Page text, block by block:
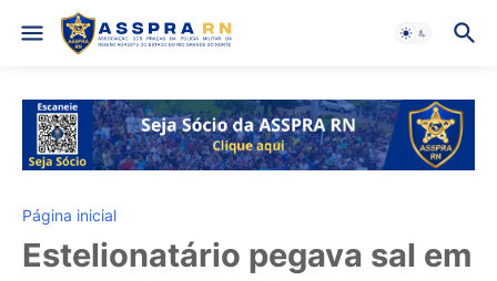
Página inicial
Estelionatário pegava sal em